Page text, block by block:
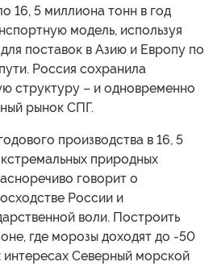
16, 5 миллиона тонн в год
модель, используя
поставок в Азию и Европу по
Россия сохранила
структуру – и одновременно
рынок СПГ.
производства в 16, 5
природных
говорит о
России и
воли. Построить
где морозы доходят до -50
интересах Северный морской